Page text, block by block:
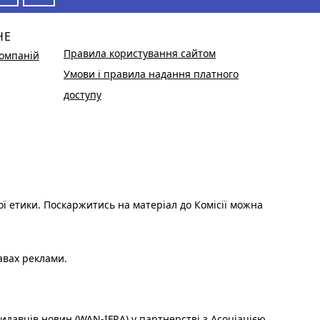
Правила користування сайтом
Умови і правила надання платного
доступу
етики. Поскаржитись на матеріал до Комісії можна
реклами.